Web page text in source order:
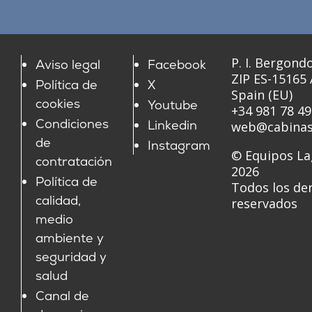
Aviso legal
Política de
cookies
Condiciones
de
contratación
Política de
calidad,
medio
ambiente y
seguridad y
salud
Canal de
Facebook
X
Youtube
Linkedin
Instagram
P. I.
ZIP ES-
Spain (EU)
+34 981 78
© Equipos
2026
Todos los
reservados